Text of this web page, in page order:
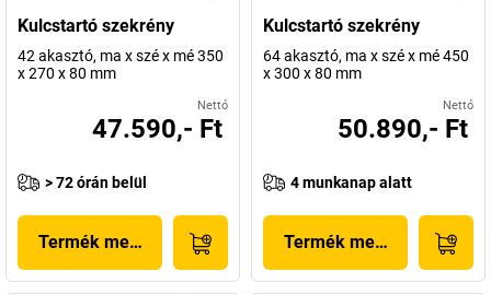
Kulcstartó szekrény
42 akasztó, ma x szé x mé 350
x 270 x 80 mm
Nettó
47.590,- Ft
> 72 órán belül
Termék megjelenítése
Kulcstartó szekrény
64 akasztó, ma x szé x mé 450
x 300 x 80 mm
Nettó
50.890,- Ft
4 munkanap alatt
Termék megjelenítése